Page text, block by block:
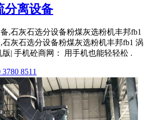
分离设备
,石灰石选分设备粉煤灰选粉机丰邦fb1
灰石选分设备粉煤灰选粉机丰邦fb1 涡
| 手机砼商网： 用手机也能轻轻松 .
8511